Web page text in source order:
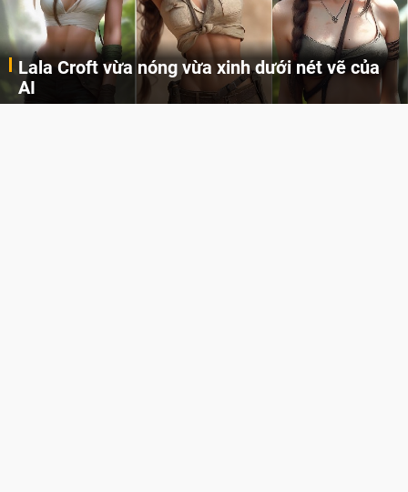
Lala Croft vừa nóng vừa xinh dưới nét vẽ của
AI